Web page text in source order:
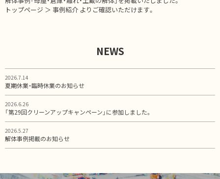
トップページ ＞ 事例紹介 よりご確認いただけます。
NEWS
2026.7.14
夏期休業・臨時休業のお知らせ
2026.6.26
「第29回クリーンアップキャンペーン」に参加しました。
2026.5.27
解体事例掲載のお知らせ